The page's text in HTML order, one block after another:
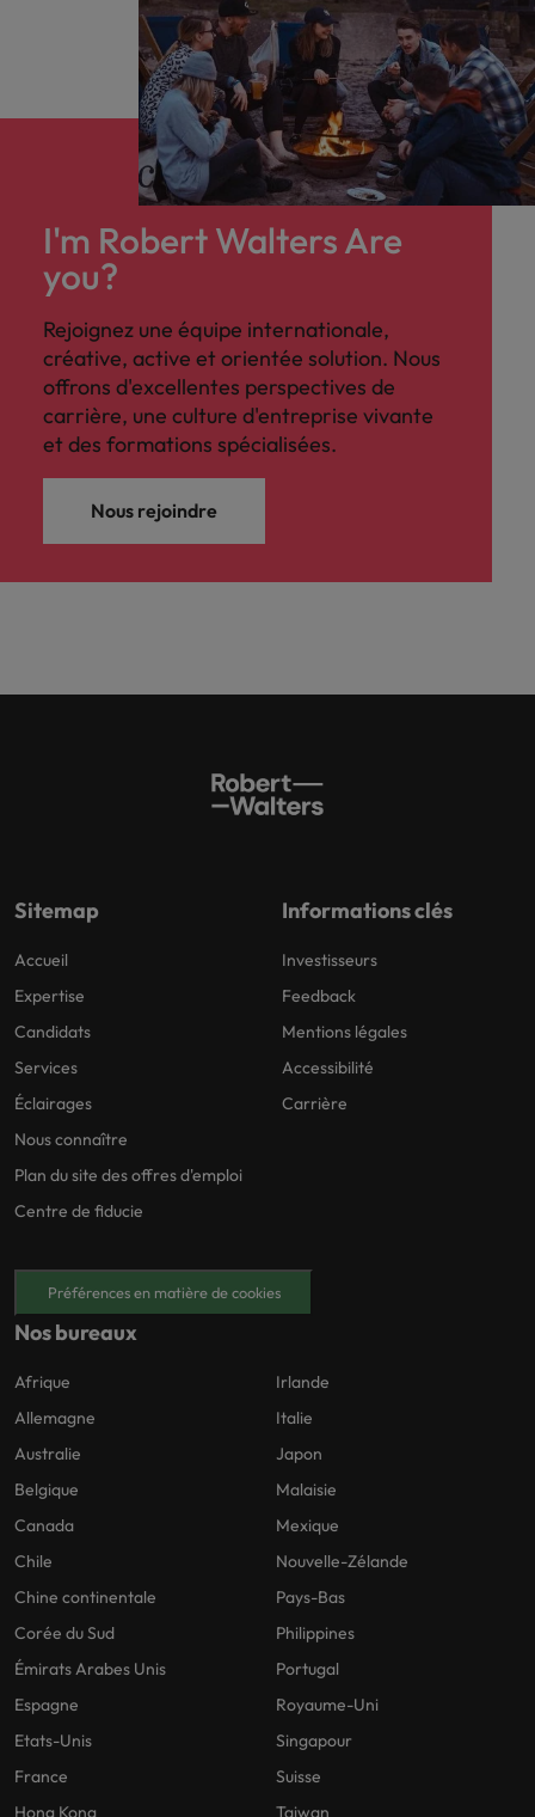
I'm Robert Walters Are
you?
Rejoignez une équipe internationale,
créative, active et orientée solution. Nous
offrons d'excellentes perspectives de
carrière, une culture d'entreprise vivante
et des formations spécialisées.
Nous rejoindre
Sitemap
Accueil
Expertise
Candidats
Services
Éclairages
Nous connaître
Plan du site des offres d'emploi
Centre de fiducie
Informations clés
Investisseurs
Feedback
Mentions légales
Accessibilité
Carrière
Préférences en matière de cookies
Nos bureaux
Afrique
Allemagne
Australie
Belgique
Canada
Chile
Chine continentale
Corée du Sud
Émirats Arabes Unis
Espagne
Etats-Unis
France
Hong Kong
Irlande
Italie
Japon
Malaisie
Mexique
Nouvelle-Zélande
Pays-Bas
Philippines
Portugal
Royaume-Uni
Singapour
Suisse
Taiwan